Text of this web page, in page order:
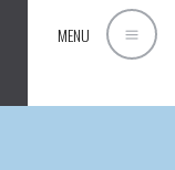
MENU